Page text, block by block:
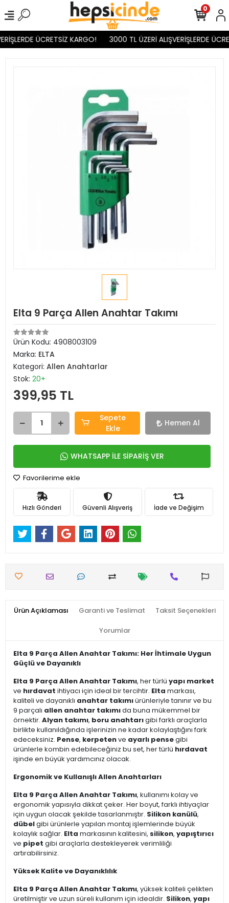
ÜCRETSİZ KARGO! 3000 TL ÜZERİ ALIŞVERİŞLERDE
0
Elta 9 Parça Allen Anahtar Takımı
Ürün Kodu: 4908003109
Marka: ELTA
Kategori: Allen Anahtarlar
Stok: 20+
399,95 TL
Sepete
Ekle
Hemen Al
WHATSAPP İLE SİPARİŞ VER
Favorilerime ekle
Hızlı Gönderi Güvenli Alışveriş İade ve Değişim
Ürün Açıklaması Garanti ve Teslimat Taksit Seçenekleri
Yorumlar
Elta 9 Parça Allen Anahtar Takımı: Her İhtimale Uygun
Güçlü ve Dayanıklı
Elta 9 Parça Allen Anahtar Takımı, her türlü yapı market
ve hırdavat ihtiyacı için ideal bir tercihtir. Elta markası,
kaliteli ve dayanıklı anahtar takımıürünleriyle tanınır ve bu
9 parçalı allen anahtar takımıda buna mükemmel bir
örnektir. Alyan takımı, boru anahtarıgibi farklı araçlarla
birlikte kullanıldığında işlerinizin ne kadar kolaylaştığını fark
edeceksiniz. Pense, kerpetenve ayarlı pensegibi
ürünlerle kombin edebileceğiniz bu set, her türlü hırdavat
işinde en büyük yardımcınız olacak.
Ergonomik ve Kullanışlı Allen Anahtarları
Elta 9 Parça Allen Anahtar Takımı, kullanımı kolay ve
ergonomik yapısıyla dikkat çeker. Her boyut, farklı ihtiyaçlar
için uygun olacak şekilde tasarlanmıştır. Silikon kanülü,
dübelgibi ürünlerle yapılan montaj işlemlerinde büyük
kolaylık sağlar. Elta markasının kalitesini, silikon, yapıştırıcı
ve pipet gibi araçlarla destekleyerek verimliliği
artırabilirsiniz.
Yüksek Kalite ve Dayanıklılık
Elta 9 Parça Allen Anahtar Takımı, yüksek kaliteli çelikten
üretilmiştir ve uzun süreli kullanım için idealdir. Silikon, yapı